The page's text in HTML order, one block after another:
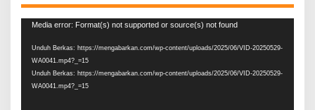
Pemutar
Media error: Format(s) not supported or source(s) not found
Unduh Berkas: https://mengabarkan.com/wp-content/uploads/2025/06/VID-20250529-
WA0041.mp4?_=15
Unduh Berkas: https://mengabarkan.com/wp-content/uploads/2025/06/VID-20250529-
WA0041.mp4?_=15